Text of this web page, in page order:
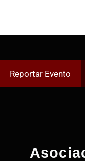
Reportar Evento